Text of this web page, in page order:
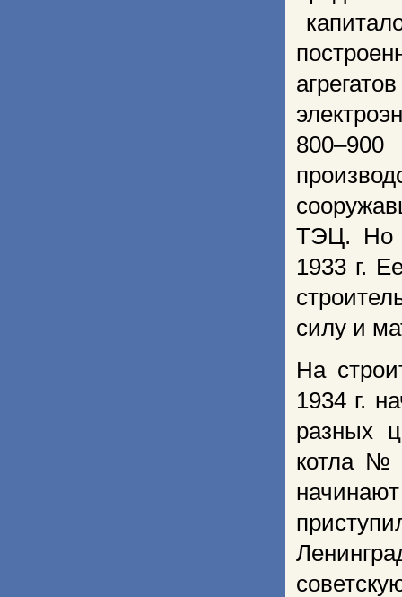
ТЭЦ. Но
1933 г.
силу и
На
1934 г.
разных
котла №